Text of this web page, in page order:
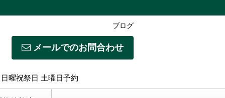
ブログ
メールでのお問合わせ
曜祝祭日 土曜日予約